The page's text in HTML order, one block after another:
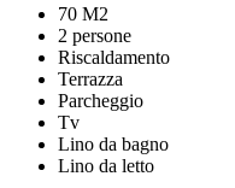
70 M2
2 persone
Riscaldamento
Terrazza
Parcheggio
Tv
Lino da bagno
Lino da letto